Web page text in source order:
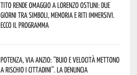
Tito rende omaggio a Lorenzo Ostuni: due
giorni tra simboli, memoria e riti immersivi.
Ecco il programma
Potenza, Via Anzio: “Buio e velocità mettono
a rischio i cittadini”. La denuncia